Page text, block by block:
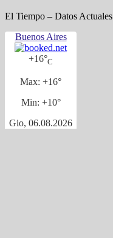
El Tiempo – Datos Actuales
Buenos Aires
+16°C
Max: +16°
Min: +10°
Gio, 06.08.2026